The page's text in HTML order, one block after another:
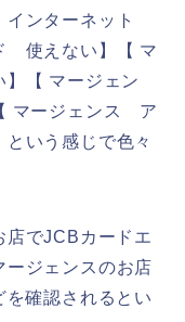
ンターネット
使えない】【 マ
【 マージェン
マージェンス ア
いう感じで色々
店でJCBカードエ
ージェンスのお店
確認されるとい